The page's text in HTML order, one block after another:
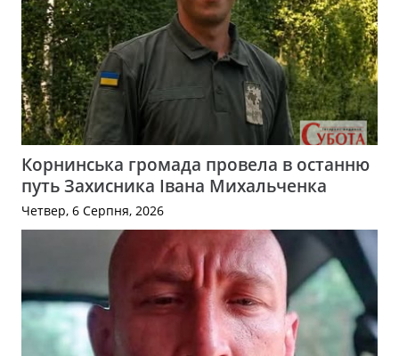
Корнинська громада провела в останню
путь Захисника Івана Михальченка
Четвер, 6 Серпня, 2026